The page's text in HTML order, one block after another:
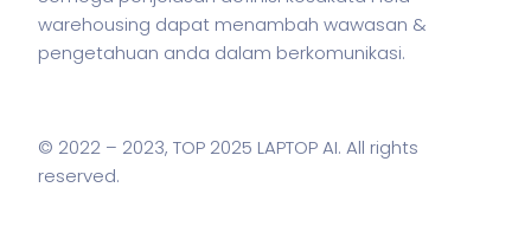
warehousing dapat menambah wawasan &
pengetahuan anda dalam berkomunikasi.
© 2022 – 2023, TOP 2025 LAPTOP AI. All rights
reserved.